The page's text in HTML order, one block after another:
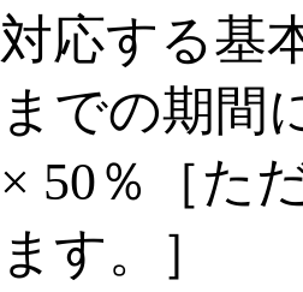
対応する基
までの期間
× 50％［た
ます。］